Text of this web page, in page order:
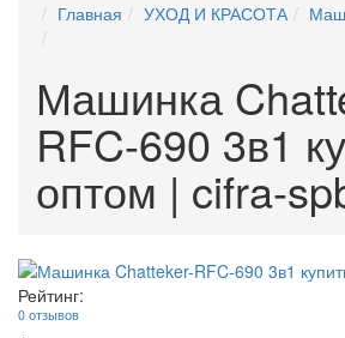
Главная
УХОД И КРАСОТА
Машинка
RFC-690 3в1
оптом | cifra-
Рейтинг:
0 отзывов